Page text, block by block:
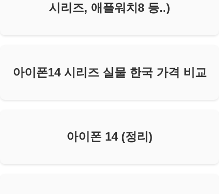
시리즈, 애플워치8 등..)
아이폰14 시리즈 실물 한국 가격 비교
아이폰 14 (정리)